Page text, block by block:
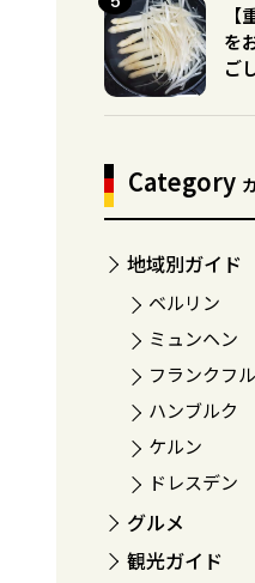
を
ご
Category
地域別ガイド
ベルリン
ミュンヘン
フランクフ
ハンブルク
ケルン
ドレスデン
グルメ
観光ガイド